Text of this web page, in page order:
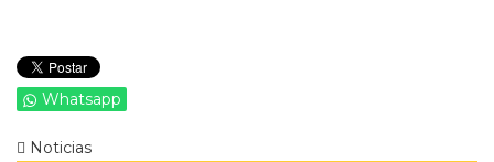
Whatsapp
Noticias